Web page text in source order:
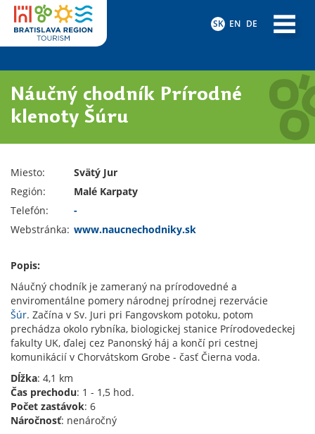
SK EN DE
Náučný chodník Prírodné
klenoty Šúru
Miesto:
Svätý Jur
Región:
Malé Karpaty
Telefón:
-
Webstránka: www.naucnechodniky.sk
Popis:
Náučný chodník je zameraný na prírodovedné a
enviromentálne pomery národnej prírodnej rezervácie
Šúr. Začína v Sv. Juri pri Fangovskom potoku, potom
prechádza okolo rybníka, biologickej stanice Prírodovedeckej
fakulty UK, ďalej cez Panonský háj a končí pri cestnej
komunikácií v Chorvátskom Grobe - časť Čierna voda.
Dĺžka: 4,1 km
Čas prechodu: 1 - 1,5 hod.
Počet zastávok: 6
Náročnosť: nenáročný